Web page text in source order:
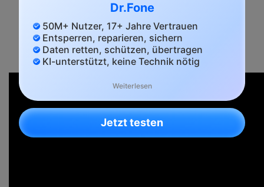
Dr.Fone
50M+ Nutzer, 17+ Jahre Vertrauen
Entsperren, reparieren, sichern
Daten retten, schützen, übertragen
KI-unterstützt, keine Technik nötig
Weiterlesen
Jetzt testen
Video zur Wiederherstellung von
iPhone-Kontakten aus einem iTunes-
Backup